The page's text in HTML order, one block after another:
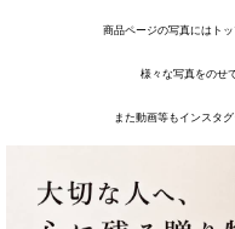
商品ページの写真にはト
様々な写真をのせ
また動画等もインスタ